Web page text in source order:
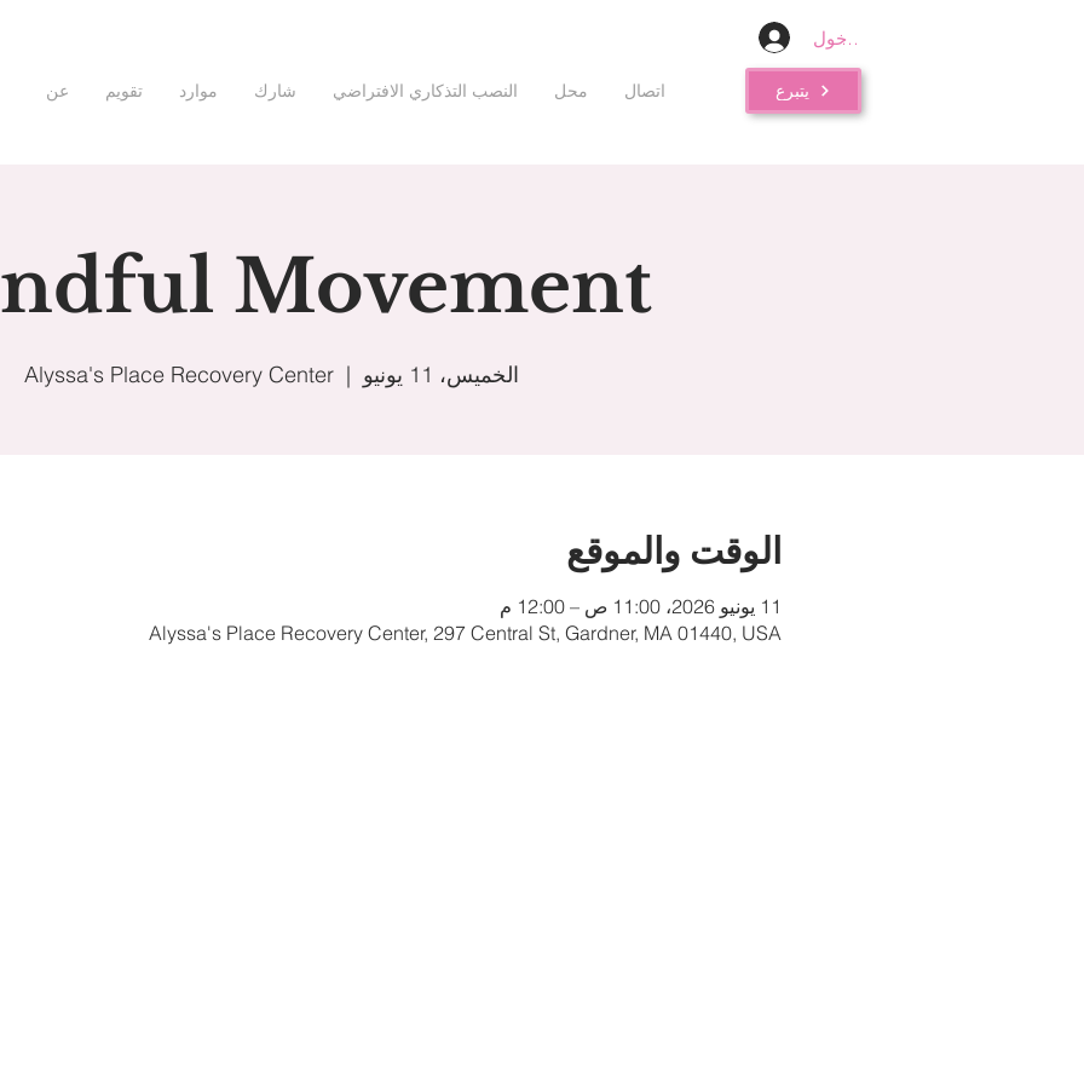
تسجيل الدخول
عن تقويم موارد شارك النصب التذكاري الافتراضي محل اتصال يتبرع
Movement
الخميس، 11 يونيو
  |
Alyssa's Place Recovery Center
الوقت والموقع
11 يونيو 2026، 11:00 ص – 12:00 م
Alyssa's Place Recovery Center, 297 Central St, Gardner, MA 01440, USA